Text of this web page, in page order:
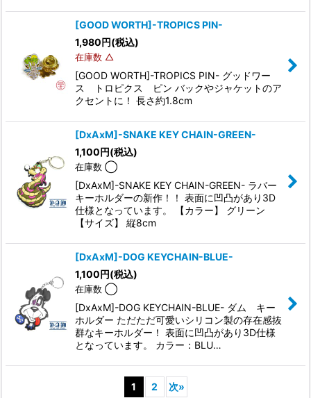
[GOOD WORTH]-TROPICS PIN-
1,980円(税込)
在庫数 △
[GOOD WORTH]-TROPICS PIN- グッドワー
ス トロピクス ピン バックやジャケットのア
クセントに！ 長さ約1.8cm
[DxAxM]-SNAKE KEY CHAIN-GREEN-
1,100円(税込)
在庫数 ◯
[DxAxM]-SNAKE KEY CHAIN-GREEN- ラバー
キーホルダーの新作！！ 表面に凹凸があり3D
仕様となっています。 【カラー】 グリーン
【サイズ】 縦8cm
[DxAxM]-DOG KEYCHAIN-BLUE-
1,100円(税込)
在庫数 ◯
[DxAxM]-DOG KEYCHAIN-BLUE- ダム キー
ホルダー ただただ可愛いシリコン製の存在感抜
群なキーホルダー！ 表面に凹凸があり3D仕様
となっています。 カラー：BLU…
1 2 次»